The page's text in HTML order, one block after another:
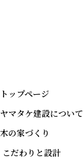
トップページ
ヤマタケ建設について
木の家づくり
こだわりと設計